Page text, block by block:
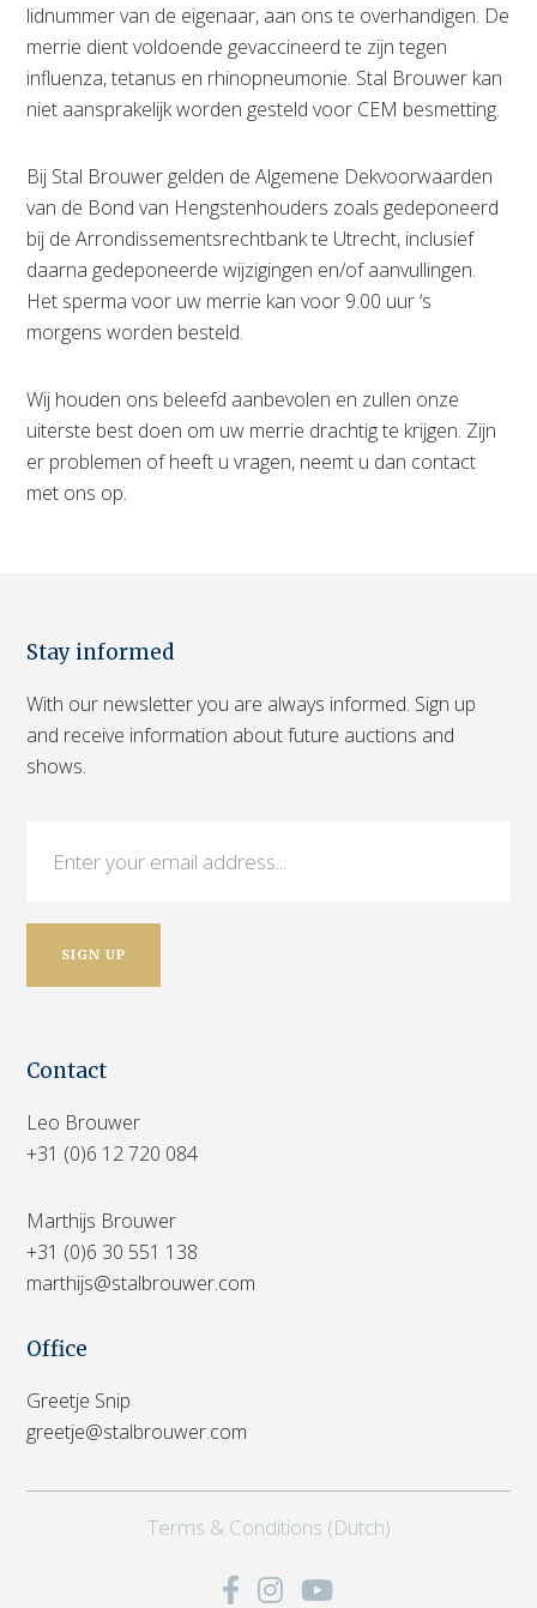
lidnummer van de eigenaar, aan ons te overhandigen. De
merrie dient voldoende gevaccineerd te zijn tegen
influenza, tetanus en rhinopneumonie. Stal Brouwer kan
niet aansprakelijk worden gesteld voor CEM besmetting.
Bij Stal Brouwer gelden de Algemene Dekvoorwaarden
van de Bond van Hengstenhouders zoals gedeponeerd
bij de Arrondissementsrechtbank te Utrecht, inclusief
daarna gedeponeerde wijzigingen en/of aanvullingen.
Het sperma voor uw merrie kan voor 9.00 uur ‘s
morgens worden besteld.
Wij houden ons beleefd aanbevolen en zullen onze
uiterste best doen om uw merrie drachtig te krijgen. Zijn
er problemen of heeft u vragen, neemt u dan contact
met ons op.
Stay informed
With our newsletter you are always informed. Sign up
and receive information about future auctions and
shows.
Contact
Leo Brouwer
+31 (0)6 12 720 084
Marthijs Brouwer
+31 (0)6 30 551 138
marthijs@stalbrouwer.com
Office
Greetje Snip
greetje@stalbrouwer.com
Terms & Conditions (Dutch)